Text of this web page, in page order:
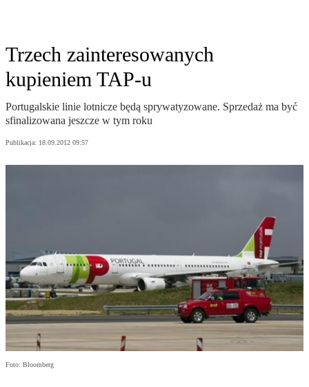
Trzech zainteresowanych
kupieniem TAP-u
Portugalskie linie lotnicze będą sprywatyzowane. Sprzedaż ma być
sfinalizowana jeszcze w tym roku
Publikacja: 18.09.2012 09:57
Foto: Bloomberg